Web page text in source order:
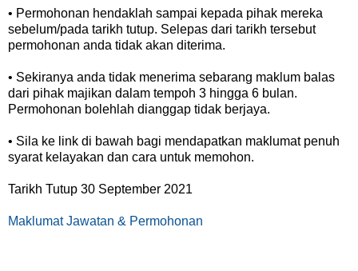
• Permohonan hendaklah sampai kepada pihak mereka
sebelum/pada tarikh tutup. Selepas dari tarikh tersebut
permohonan anda tidak akan diterima.
• Sekiranya anda tidak menerima sebarang maklum balas
dari pihak majikan dalam tempoh 3 hingga 6 bulan.
Permohonan bolehlah dianggap tidak berjaya.
• Sila ke link di bawah bagi mendapatkan maklumat penuh
syarat kelayakan dan cara untuk memohon.
Tarikh Tutup 30 September 2021
Maklumat Jawatan & Permohonan